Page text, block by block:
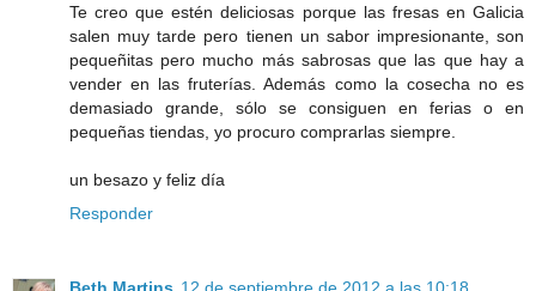
Te creo que estén deliciosas porque las fresas en Galicia
salen muy tarde pero tienen un sabor impresionante, son
pequeñitas pero mucho más sabrosas que las que hay a
vender en las fruterías. Además como la cosecha no es
demasiado grande, sólo se consiguen en ferias o en
pequeñas tiendas, yo procuro comprarlas siempre.
un besazo y feliz día
Responder
Beth Martins 12 de septiembre de 2012 a las 10:18